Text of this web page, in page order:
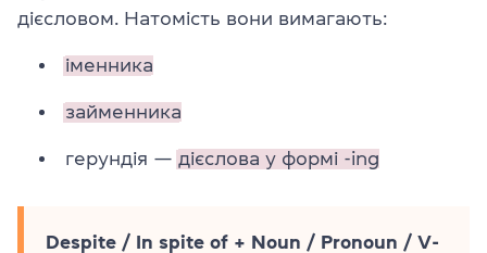
дієсловом. Натомість вони вимагають:
іменника
займенника
герундія — дієслова у формі -ing
Despite / In spite of + Noun / Pronoun / V-